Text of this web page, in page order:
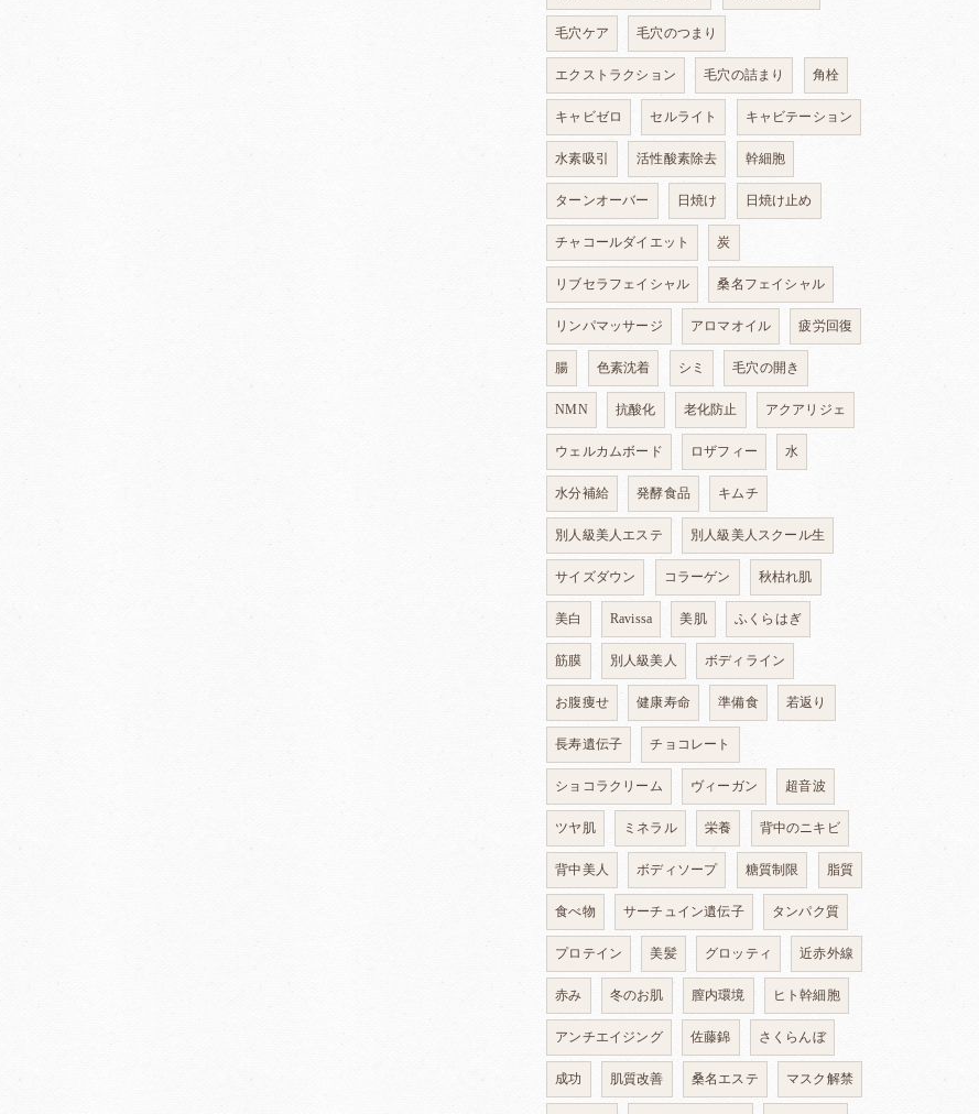
毛穴ケア 毛穴のつまり
エクストラクション 毛穴の詰まり 角栓
キャビゼロ セルライト キャビテーション
水素吸引 活性酸素除去 幹細胞
ターンオーバー 日焼け 日焼け止め
チャコールダイエット 炭
リブセラフェイシャル 桑名フェイシャル
リンパマッサージ アロマオイル 疲労回復
腸 色素沈着 シミ 毛穴の開き
NMN 抗酸化 老化防止 アクアリジェ
ウェルカムボード ロザフィー 水
水分補給 発酵食品 キムチ
別人級美人エステ 別人級美人スクール生
サイズダウン コラーゲン 秋枯れ肌
美白 Ravissa 美肌 ふくらはぎ
筋膜 別人級美人 ボディライン
お腹痩せ 健康寿命 準備食 若返り
長寿遺伝子 チョコレート
ショコラクリーム ヴィーガン 超音波
ツヤ肌 ミネラル 栄養 背中のニキビ
背中美人 ボディソープ 糖質制限 脂質
食べ物 サーチュイン遺伝子 タンパク質
プロテイン 美髪 グロッティ 近赤外線
赤み 冬のお肌 膣内環境 ヒト幹細胞
アンチエイジング 佐藤錦 さくらんぼ
成功 肌質改善 桑名エステ マスク解禁